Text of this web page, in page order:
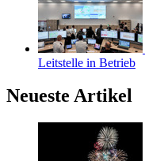
Leitstelle in Betrieb
Neueste Artikel